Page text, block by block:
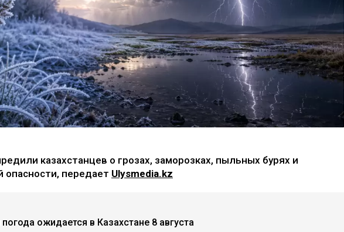
казахстанцев о грозах, заморозках, пыльных бурях и
опасности, передает Ulysmedia.kz
ожидается в Казахстане 8 августа